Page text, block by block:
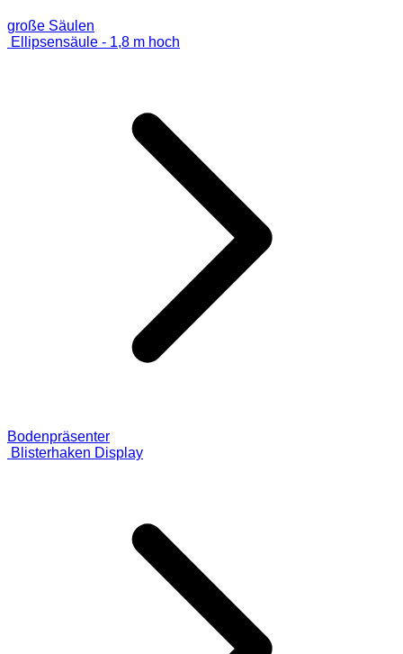
große Säulen
Ellipsensäule - 1,8 m hoch
Bodenpräsenter
Blisterhaken Display